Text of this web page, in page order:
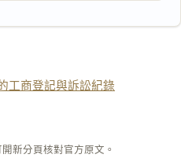
工商登記與訴訟紀錄
新分頁核對官方原文。